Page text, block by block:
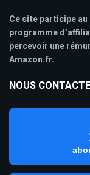
Ce site participe au
programme
percevoir une
Amazon.fr.
NOUS